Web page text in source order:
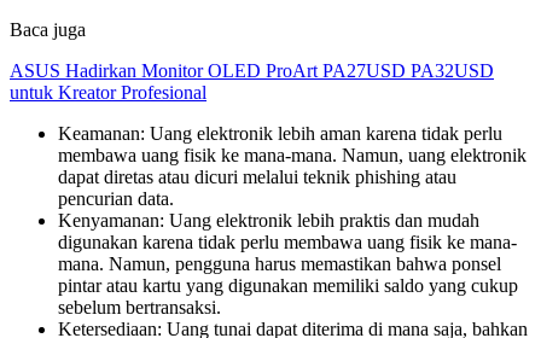
Baca juga
ASUS Hadirkan Monitor OLED ProArt PA27USD PA32USD
untuk Kreator Profesional
Keamanan: Uang elektronik lebih aman karena tidak perlu
membawa uang fisik ke mana-mana. Namun, uang elektronik
dapat diretas atau dicuri melalui teknik phishing atau
pencurian data.
Kenyamanan: Uang elektronik lebih praktis dan mudah
digunakan karena tidak perlu membawa uang fisik ke mana-
mana. Namun, pengguna harus memastikan bahwa ponsel
pintar atau kartu yang digunakan memiliki saldo yang cukup
sebelum bertransaksi.
Ketersediaan: Uang tunai dapat diterima di mana saja, bahkan